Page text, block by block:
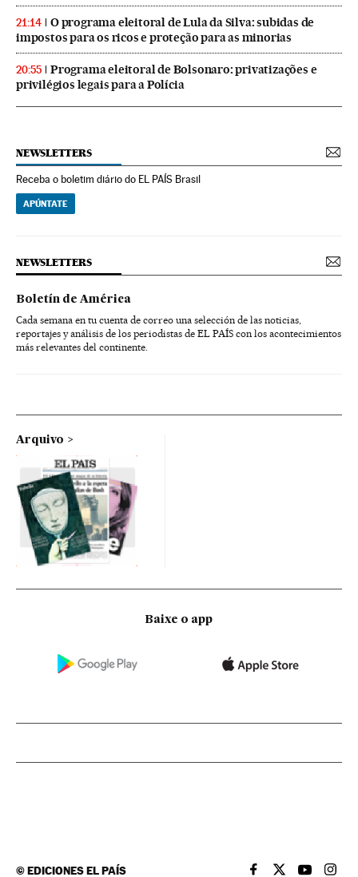
21:14
O programa eleitoral de Lula da Silva: subidas de
impostos para os ricos e proteção para as minorias
20:55
Programa eleitoral de Bolsonaro: privatizações e
privilégios legais para a Polícia
NEWSLETTERS
Receba o boletim diário do EL PAÍS Brasil
APÚNTATE
NEWSLETTERS
Boletín de América
Cada semana en tu cuenta de correo una selección de las noticias,
reportajes y análisis de los periodistas de EL PAÍS con los acontecimientos
más relevantes del continente.
Arquivo
Baixe o app
©EDICIONES EL PAÍS